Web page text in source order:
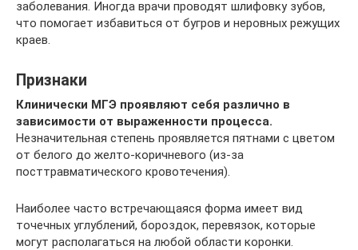
заболевания. Иногда врачи проводят шлифовку зубов,
что помогает избавиться от бугров и неровных режущих
краев.
Признаки
Клинически МГЭ проявляют себя различно в
зависимости от выраженности процесса.
Незначительная степень проявляется пятнами с цветом
от белого до желто-коричневого (из-за
посттравматического кровотечения).
Наиболее часто встречающаяся форма имеет вид
точечных углублений, бороздок, перевязок, которые
могут располагаться на любой области коронки.